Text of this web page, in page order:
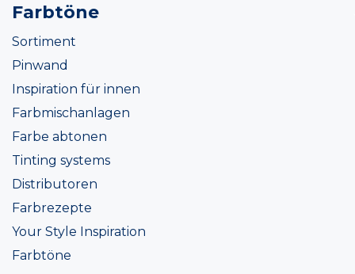
Farbtöne
Sortiment
Pinwand
Inspiration für innen
Farbmischanlagen
Farbe abtonen
Tinting systems
Distributoren
Farbrezepte
Your Style Inspiration
Farbtöne